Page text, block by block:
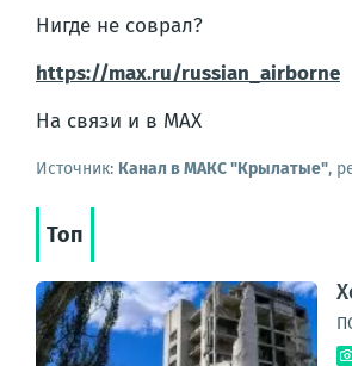
Нигде не соврал?
https://max.ru/russian_airborne
На связи и в МАХ
Источник: Канал в МАКС "Крылатые",
Топ